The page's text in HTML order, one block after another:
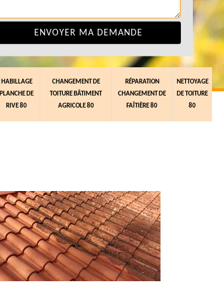
HABILLAGE
PLANCHE DE
RIVE 80
CHANGEMENT DE
TOITURE BÂTIMENT
AGRICOLE 80
RÉPARATION
CHANGEMENT DE
FAÎTIÈRE 80
NETTOYAGE
DE TOITURE
80